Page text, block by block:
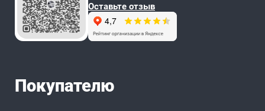
Оставьте отзыв
Покупателю